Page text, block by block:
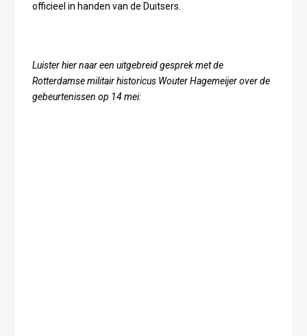
officieel in handen van de Duitsers.
Luister hier naar een uitgebreid gesprek met de
Rotterdamse militair historicus Wouter Hagemeijer over de
gebeurtenissen op 14 mei: